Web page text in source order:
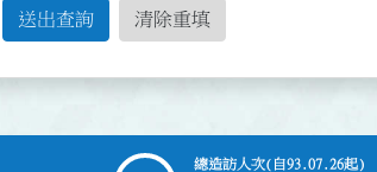
送出查詢 清除重填
總造訪人次(自93.07.26起)